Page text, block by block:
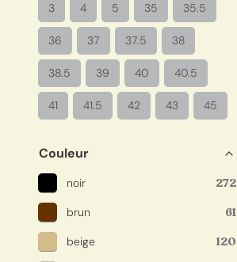
3 4 5 35 35.5
36 37 37.5 38
38.5 39 40 40.5
41 41.5 42 43 45
Couleur
noir 272
brun 61
beige 120